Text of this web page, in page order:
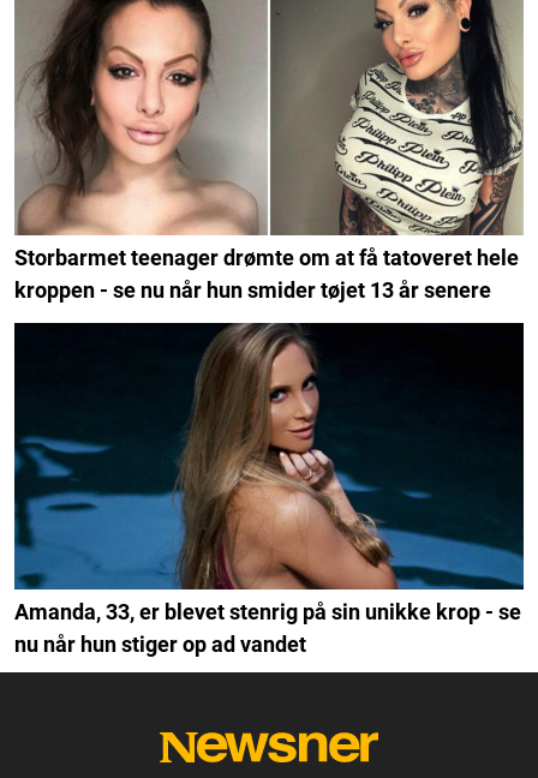
Storbarmet teenager drømte om at få tatoveret hele
kroppen - se nu når hun smider tøjet 13 år senere
Amanda, 33, er blevet stenrig på sin unikke krop - se
nu når hun stiger op ad vandet